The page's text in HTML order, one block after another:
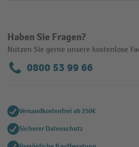
Haben Sie Fragen?
Nutzen Sie gerne unsere kostenlose
0800 53 99 66
Versandkostenfrei ab 250€
Sicherer Datenschutz